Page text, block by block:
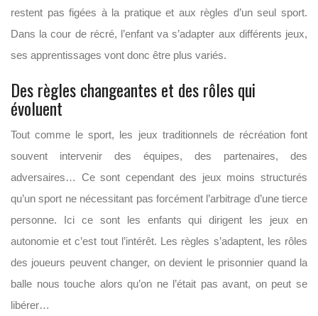
restent pas figées à la pratique et aux règles d’un seul sport.
Dans la cour de récré, l’enfant va s’adapter aux différents jeux,
ses apprentissages vont donc être plus variés.
Des règles changeantes et des rôles qui
évoluent
Tout comme le sport, les jeux traditionnels de récréation font
souvent intervenir des équipes, des partenaires, des
adversaires… Ce sont cependant des jeux moins structurés
qu’un sport ne nécessitant pas forcément l’arbitrage d’une tierce
personne. Ici ce sont les enfants qui dirigent les jeux en
autonomie et c’est tout l’intérêt. Les règles s’adaptent, les rôles
des joueurs peuvent changer, on devient le prisonnier quand la
balle nous touche alors qu’on ne l’était pas avant, on peut se
libérer…